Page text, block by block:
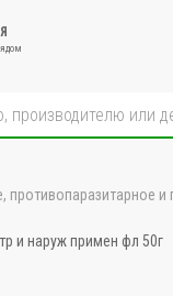
противопаразитарное и
и наруж примен фл 50г